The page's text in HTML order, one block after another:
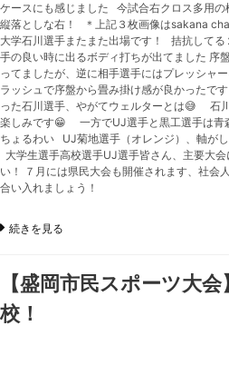
ケースにも感じました 今試合右クロス多用の
縦落としな右！ ＊上記３枚画像はsakana
大学石川選手またまた出場です！ 拮抗して
手の良い時に出るボディ打ちが出てました 序
ってましたが、逆に相手選手にはプレッシ
ラッシュで序盤から畳み掛け感が良かったで
った石川選手、やがてウェルターとは😅 石
楽しみです😁 一方でUJ選手と黒工選手は青
ちょるわい UJ菊地選手（オレンジ）、軸が
大学生選手高校選手UJ選手皆さん、主要大
い！ ７月には県民大会も開催されます、社会
合い入れましょう！
続きを見る
【盛岡市民スポーツ大
校！